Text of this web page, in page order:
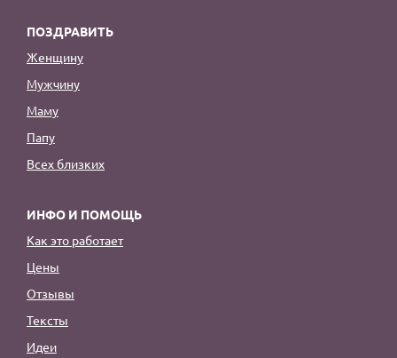
ПОЗДРАВИТЬ
Женщину
Мужчину
Маму
Папу
Всех близких
ИНФО И ПОМОЩЬ
Как это работает
Цены
Отзывы
Тексты
Идеи